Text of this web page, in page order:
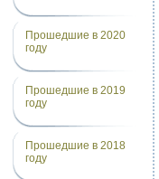
Прошедшие в 2020
году
Прошедшие в 2019
году
Прошедшие в 2018
году